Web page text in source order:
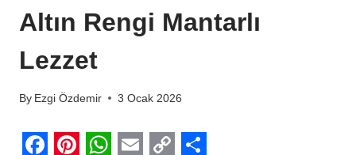
Altın Rengi Mantarlı
Lezzet
By Ezgi Özdemir 3 Ocak 2026